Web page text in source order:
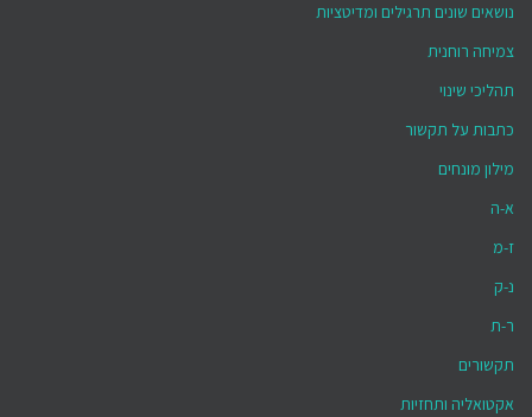
נושאים שונים תרגילים ומדיטציות
צמיחה רוחנית
תהליכי שינוי
כתבות על תקשור
מילון מונחים
א-ה
ז-מ
נ-ק
ר-ת
תקשורים
אקטואליה ותחזיות